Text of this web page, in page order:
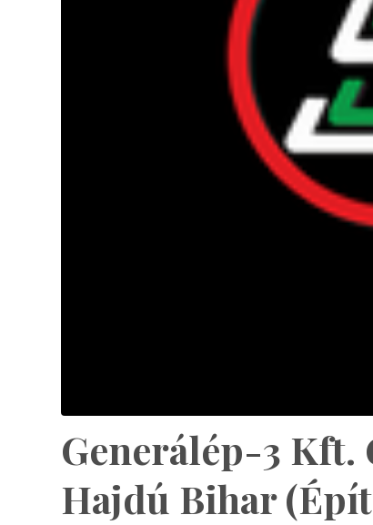
Generálép-3
Hajdú Bihar